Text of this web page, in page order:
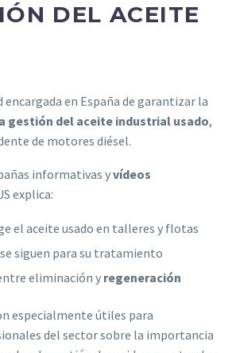
DEL ACEITE
encargada en España de garantizar la
gestión del aceite industrial usado,
de motores diésel.
informativas yvídeos
explica:
el aceite usado en talleres y flotas
siguen para su tratamiento
eliminación y regeneración
especialmente útiles para
del sector sobre la importancia